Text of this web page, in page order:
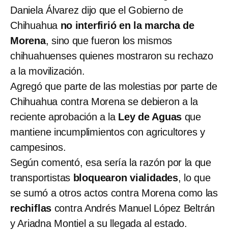
Daniela Álvarez dijo que el Gobierno de
Chihuahuano interfirió en la marcha de
Morena, sino que fueron los mismos
chihuahuenses quienes mostraron su rechazo
a la movilización.
Agregó que parte de las molestias por parte de
Chihuahua contra Morena se debieron a la
reciente aprobación a la Ley de Aguas que
mantiene incumplimientos con agricultores y
campesinos.
Según comentó, esa sería la razón por la que
transportistas bloquearon vialidades, lo que
se sumó a otros actos contra Morena como las
rechiflas contra Andrés Manuel López Beltrán
y Ariadna Montiel a su llegada al estado.